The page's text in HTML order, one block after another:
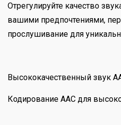
Отрегулируйте качество
вашими предпочтениями,
прослушивание для
Высококачественный звук
Кодирование AAC для